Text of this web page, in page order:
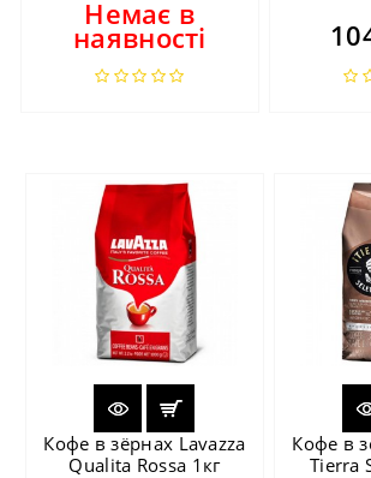
Немає в
наявності
Кофе в зёрнах Lavazza
Qualita Rossa 1кг
Кофе в
Tierra